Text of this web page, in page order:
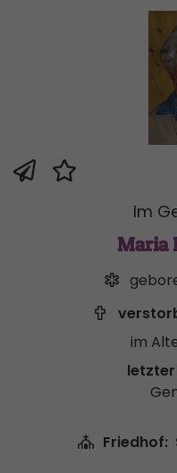
Im
Maria
im
Friedhof: